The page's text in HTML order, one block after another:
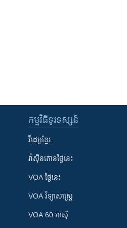
កម្មវិធី​ទូរទស្សន៍
វីដេអូ​ខ្មែរ
វ៉ាស៊ីនតោន​ថ្ងៃ​នេះ
VOA ថ្ងៃនេះ
VOA ​វិទ្យាសាស្ត្រ
VOA 60 អាស៊ី